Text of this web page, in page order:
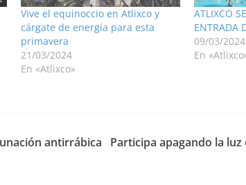
Vive el equinoccio en Atlixco y
cárgate de energía para esta
primavera
21/03/2024
En «Atlixco»
ATLIXCO
ENTRADA
09/03/2024
En
antirrábica
Participa apagando la